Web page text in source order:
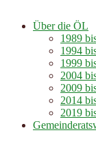
Über die ÖL
1989
1994
1999
2004
2009
2014
2019